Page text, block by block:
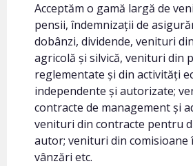
Acceptăm o gamă largă de
pensii, îndemnizații de
dobânzi, dividende, venituri
agricolă și silvică, venituri din
reglementate și din activități
independente și autorizate;
contracte de management și
venituri din contracte pentru
autor; venituri din comisioane
vânzări etc.